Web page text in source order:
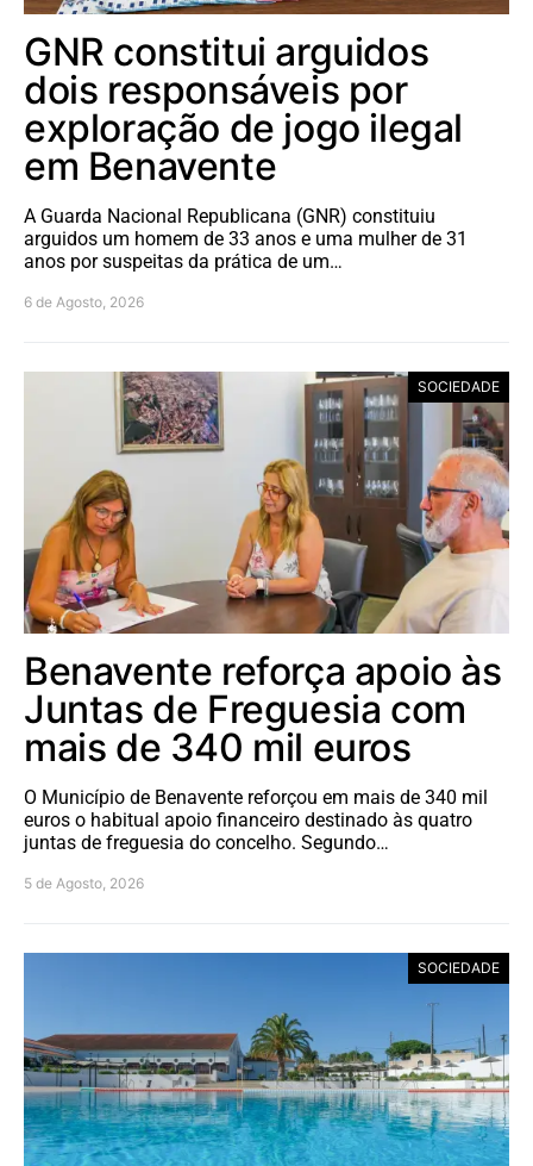
GNR constitui arguidos
dois responsáveis por
exploração de jogo ilegal
em Benavente
A Guarda Nacional Republicana (GNR) constituiu
arguidos um homem de 33 anos e uma mulher de 31
anos por suspeitas da prática de um…
6 de Agosto, 2026
SOCIEDADE
Benavente reforça apoio às
Juntas de Freguesia com
mais de 340 mil euros
O Município de Benavente reforçou em mais de 340 mil
euros o habitual apoio financeiro destinado às quatro
juntas de freguesia do concelho. Segundo…
5 de Agosto, 2026
SOCIEDADE